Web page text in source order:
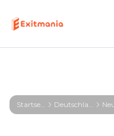
Startseite Deutschland